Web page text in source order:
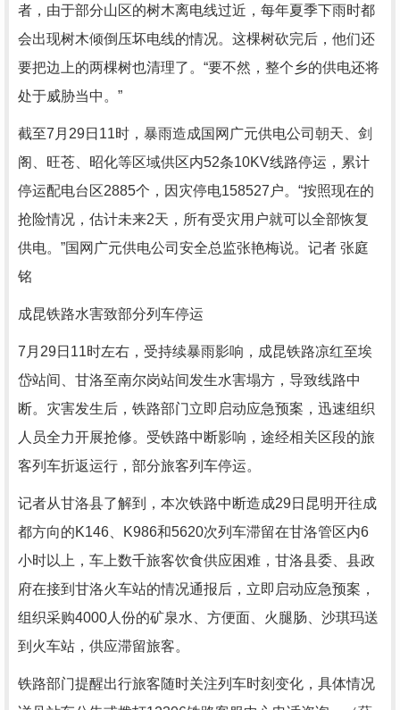
者，由于部分山区的树木离电线过近，每年夏季下雨时都
会出现树木倾倒压坏电线的情况。这棵树砍完后，他们还
要把边上的两棵树也清理了。“要不然，整个乡的供电还将
处于威胁当中。”
截至7月29日11时，暴雨造成国网广元供电公司朝天、剑
阁、旺苍、昭化等区域供区内52条10KV线路停运，累计
停运配电台区2885个，因灾停电158527户。“按照现在的
抢险情况，估计未来2天，所有受灾用户就可以全部恢复
供电。”国网广元供电公司安全总监张艳梅说。记者 张庭
铭
成昆铁路水害致部分列车停运
7月29日11时左右，受持续暴雨影响，成昆铁路凉红至埃
岱站间、甘洛至南尔岗站间发生水害塌方，导致线路中
断。灾害发生后，铁路部门立即启动应急预案，迅速组织
人员全力开展抢修。受铁路中断影响，途经相关区段的旅
客列车折返运行，部分旅客列车停运。
记者从甘洛县了解到，本次铁路中断造成29日昆明开往成
都方向的K146、K986和5620次列车滞留在甘洛管区内6
小时以上，车上数千旅客饮食供应困难，甘洛县委、县政
府在接到甘洛火车站的情况通报后，立即启动应急预案，
组织采购4000人份的矿泉水、方便面、火腿肠、沙琪玛送
到火车站，供应滞留旅客。
铁路部门提醒出行旅客随时关注列车时刻变化，具体情况